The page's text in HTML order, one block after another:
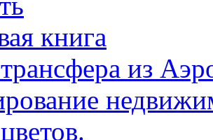
книга
из